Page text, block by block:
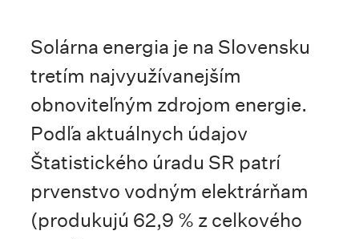
Solárna energia je na Slovensku
tretím najvyužívanejším
obnoviteľným zdrojom energie.
Podľa aktuálnych údajov
Štatistického úradu SR patrí
prvenstvo vodným elektrárňam
(produkujú 62,9 % z celkového